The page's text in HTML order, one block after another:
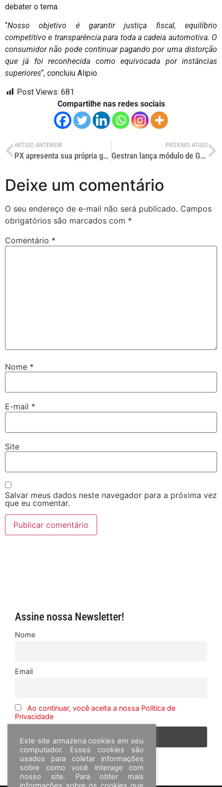
debater o tema.
“Nosso objetivo é garantir justiça fiscal, equilíbrio
competitivo e transparência para toda a cadeia automotiva. O
consumidor não pode continuar pagando por uma distorção
que já foi reconhecida como equivocada por instâncias
superiores“, concluiu Alipio.
Post Views: 681
Compartilhe nas redes sociais
ARTIGO ANTERIOR
PX apresenta sua própria gerenciadora de riscos
PRÓXIMO ATIGO
Gestran lança módulo de Gestão de Documentos durante o PARAR Summit 2025
Deixe um comentário
O seu endereço de e-mail não será publicado. Campos
obrigatórios são marcados com *
Comentário *
Nome *
E-mail *
Site
Salvar meus dados neste navegador para a próxima vez
que eu comentar.
Assine nossa Newsletter!
Nome
Email
Ao continuar, você aceita a nossa Política de
Privacidade
Este site armazena cookies em seu
computador. Esses cookies são
usados para coletar informações
sobre como você interage com
nosso site. Para obter mais